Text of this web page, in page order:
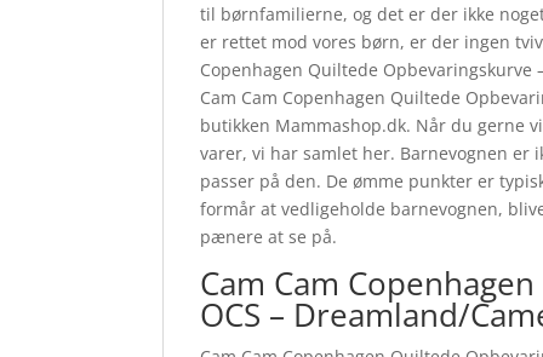
til børnfamilierne, og det er der ikke
er rettet mod vores børn, er der ingen
Copenhagen Quiltede Opbevaringskurve
Cam Cam Copenhagen Quiltede
butikken Mammashop.dk. Når du gerne
varer, vi har samlet her. Barnevognen
passer på den. De ømme punkter er
formår at vedligeholde barnevognen,
pænere at se på.
Cam Cam
OCS – Dreamland/